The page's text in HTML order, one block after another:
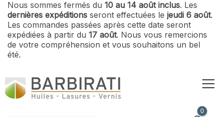
Nous sommes fermés du 10 au 14 août inclus. Les
dernières expéditions seront effectuées le jeudi 6 août.
Les commandes passées après cette date seront
expédiées à partir du 17 août. Nous vous remercions
de votre compréhension et vous souhaitons un bel
été.
0